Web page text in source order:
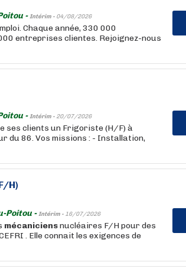
-Intérim - 04/08/2026
Chaque année, 330 000
entreprises clientes. Rejoignez-nous
-Intérim - 20/07/2026
ses clients un Frigoriste (H/F) à
du 86. Vos missions : - Installation,
H)
Poitou -Intérim - 16/07/2026
mécaniciensnucléaires F/H pour des
. Elle connait les exigences de